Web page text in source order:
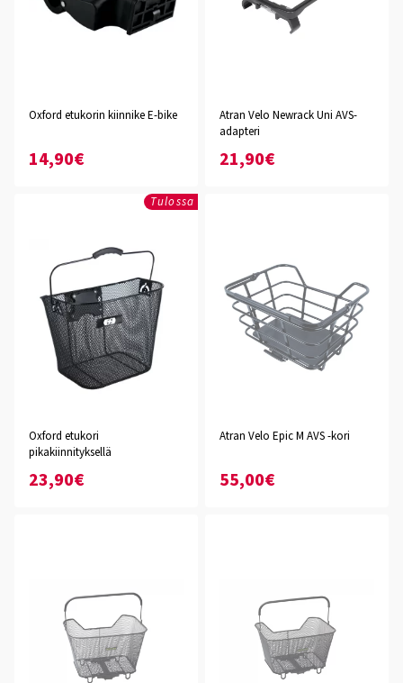
Oxford etukorin kiinnike E-bike
14,90€
Atran Velo Newrack Uni AVS-
adapteri
21,90€
Tulossa
Oxford etukori
pikakiinnityksellä
23,90€
Atran Velo Epic M AVS -kori
55,00€